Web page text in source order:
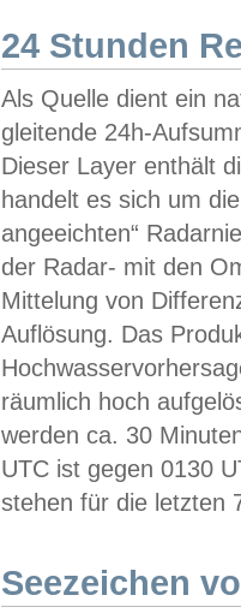
24 Stunden
Als Quelle dient ein
gleitende 24h-
Dieser Layer enthält
handelt es sich um
angeeichten“
der Radar- mit den
Mittelung von
Auflösung. Das
räumlich hoch
werden ca. 30
UTC ist gegen 0130
stehen für die letzten
Seezeichen